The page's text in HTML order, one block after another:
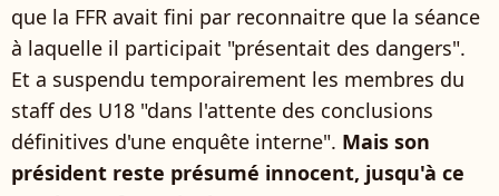
que la FFR avait fini par reconnaitre que la séance
à laquelle il participait "présentait des dangers".
Et a suspendu temporairement les membres du
staff des U18 "dans l'attente des conclusions
définitives d'une enquête interne". Mais son
président reste présumé innocent, jusqu'à ce